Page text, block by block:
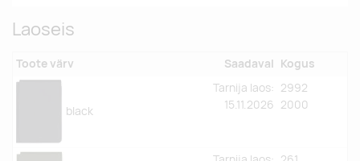
Laoseis
Toote värv Saadaval Kogus
black
Tarnija laos:
15.11.2026
2992
2000